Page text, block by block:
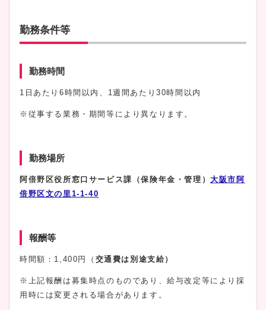
勤務条件等
勤務時間
1日あたり6時間以内、1週間あたり30時間以内
※従事する業務・期間等により異なります。
勤務場所
阿倍野区役所窓口サービス課（保険年金・管理）大阪市阿
倍野区文の里1-1-40
報酬等
時間額：1,400円（ 交通費は別途支給）
※上記報酬は募集時点のものであり、給与改定等により採
用時には変更される場合があります。